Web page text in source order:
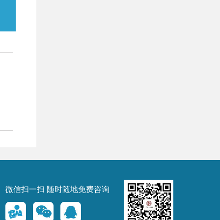
微信扫一扫 随时随地免费咨询